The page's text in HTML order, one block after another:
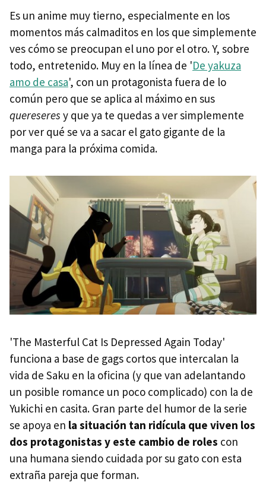
Es un anime muy tierno, especialmente en los
momentos más calmaditos en los que simplemente
ves cómo se preocupan el uno por el otro. Y, sobre
todo, entretenido. Muy en la línea de 'De yakuza
amo de casa', con un protagonista fuera de lo
común pero que se aplica al máximo en sus
quereseres y que ya te quedas a ver simplemente
por ver qué se va a sacar el gato gigante de la
manga para la próxima comida.
'The Masterful Cat Is Depressed Again Today'
funciona a base de gags cortos que intercalan la
vida de Saku en la oficina (y que van adelantando
un posible romance un poco complicado) con la de
Yukichi en casita. Gran parte del humor de la serie
se apoya en la situación tan ridícula que viven los
dos protagonistas y este cambio de roles con
una humana siendo cuidada por su gato con esta
extraña pareja que forman.